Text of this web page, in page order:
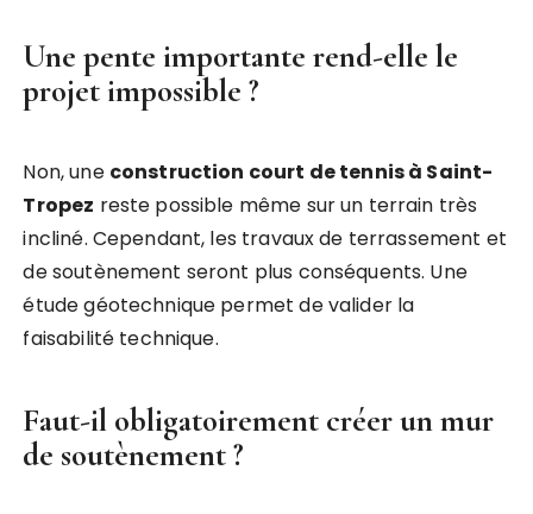
Une pente importante rend-elle le
projet impossible ?
Non, une construction court de tennis à Saint-
Tropez reste possible même sur un terrain très
incliné. Cependant, les travaux de terrassement et
de soutènement seront plus conséquents. Une
étude géotechnique permet de valider la
faisabilité technique.
Faut-il obligatoirement créer un mur
de soutènement ?